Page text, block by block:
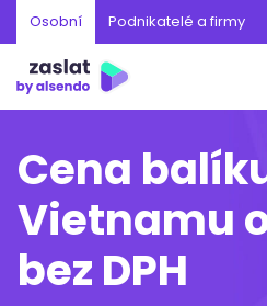
Osobní Podnikatelé a firmy
Cena
Vietnamu
bez DPH